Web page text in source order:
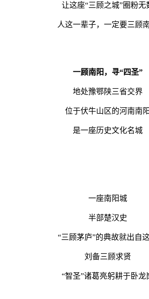
让这座“三顾之城”圈粉无
人这一辈子，一定要三顾
一顾南阳，寻“四圣”
地处豫鄂陕三省交界
位于伏牛山区的河南南阳
是一座历史文化名城
一座南阳城
半部楚汉史
“三顾茅庐”的典故就出自
刘备三顾求贤
“智圣”诸葛亮躬耕于卧龙